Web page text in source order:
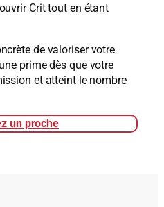
Crit tout en étant
de valoriser votre
prime dès que votre
et atteint le nombre
un proche